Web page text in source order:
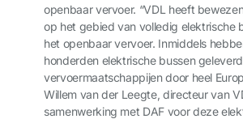
openbaar vervoer. “VDL heeft
op het gebied van volledig elektrische
het openbaar vervoer. Inmiddels
honderden elektrische bussen
vervoermaatschappijen door heel
Willem van der Leegte, directeur van
samenwerking met DAF voor deze